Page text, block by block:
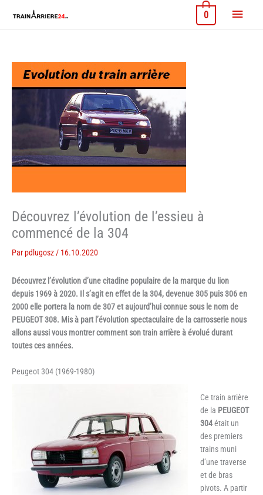
contenu
Menu
0
Découvrez l’évolution de l’essieu à
commencé de la 304
Par pdlugosz / 16.10.2020
Découvrez l’évolution d’une citadine populaire de la marque du lion
depuis 1969 à 2020. Il s’agit en effet de la 304, devenue 305 puis 306 en
2000 elle portera la nom de 307 et aujourd’hui connue sous le nom de
PEUGEOT 308. Mis à part l’évolution spectaculaire de la carrosserie nous
allons aussi vous montrer comment son train arrière à évolué durant
toutes ces années.
Peugeot 304 (1969-1980)
Ce train arrière
de la PEUGEOT
304était un
des premiers
trains muni
d’une traverse
et de bras
pivots. A partir